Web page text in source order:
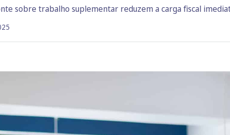
sobre trabalho suplementar reduzem a carga fiscal